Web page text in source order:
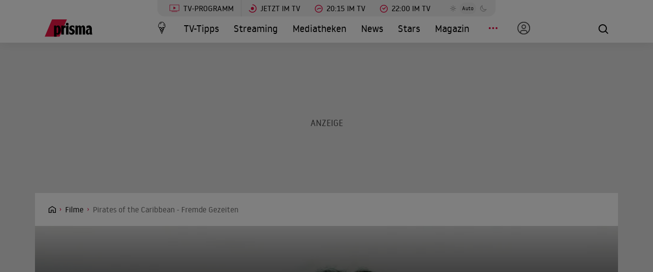
TV-PROGRAMM JETZT IM TV 20:15 IM TV 22:00 IM TV Auto
TV-Tipps Streaming Mediatheken News Stars Magazin
Filme Pirates of the Caribbean - Fremde Gezeiten